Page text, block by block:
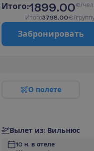
Итого:1899.00€/чел.
Итого3798.00€/
Забронировать
Вылет из: Вильнюс
10 н. в отеле
О полете